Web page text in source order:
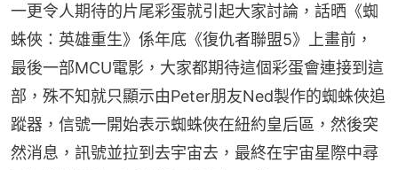
一更令人期待的片尾彩蛋就引起大家討論，話晒《蜘
蛛俠：英雄重生》係年底《復仇者聯盟5》上畫前，
最後一部MCU電影，大家都期待這個彩蛋會連接到這
部，殊不知就只顯示由Peter朋友Ned製作的蜘蛛俠追
蹤器，信號一開始表示蜘蛛俠在紐約皇后區，然後突
然消息，訊號並拉到去宇宙去，最終在宇宙星際中尋